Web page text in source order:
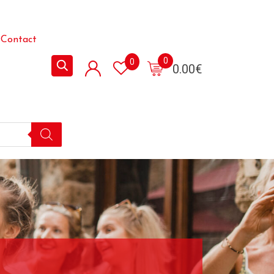
Contact
0.00€
0
0